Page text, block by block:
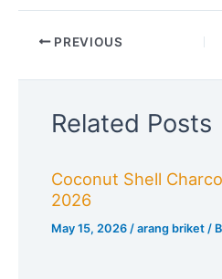
PREVIOUS
Related Posts
Coconut Shell
2026
May 15, 2026 /arang briket /